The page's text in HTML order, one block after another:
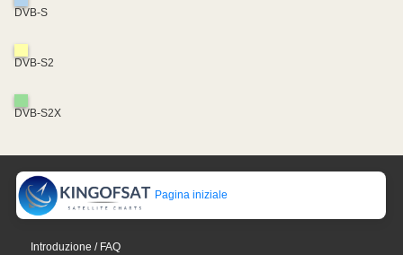
DVB-S
DVB-S2
DVB-S2X
Pagina iniziale
Introduzione / FAQ